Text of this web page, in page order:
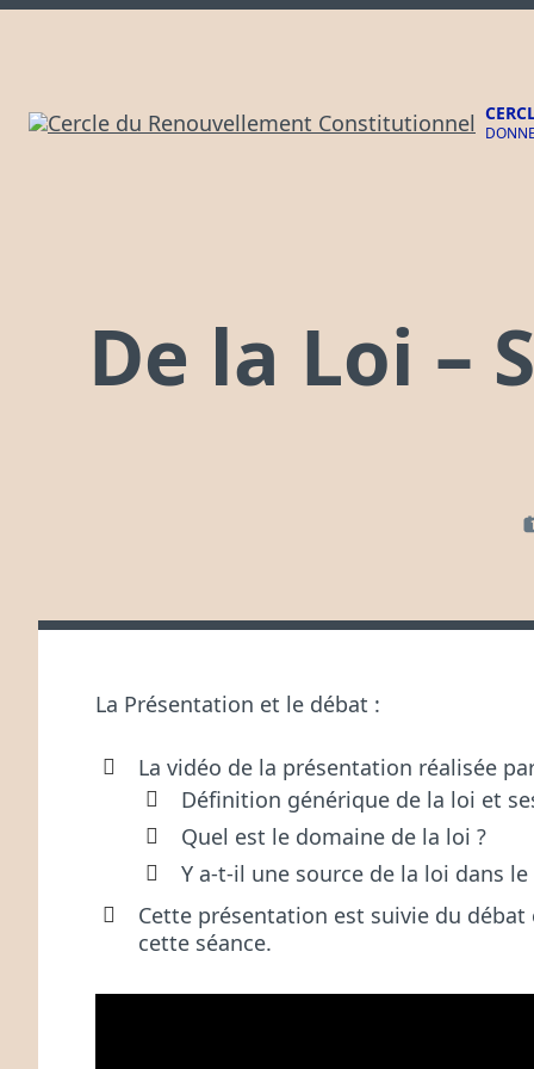
Aller
De la Loi –
P
:
La Présentation et le débat :
La vidéo de la présentation réalisée
Définition générique de la loi et
Quel est le domaine de la loi ?
Y a-t-il une source de la loi dans
Cette présentation est suivie du
cette séance.